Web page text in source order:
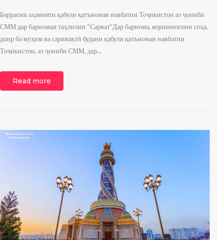
Баррасии аҳамияти қабули қатъномаи навбатии Тоҷикистон аз ҷониби
СММ дар барномаи таҳлилии “Сарват”Дар барнома, коршиносони соҳа,
доир ба муҳим ва саривақтӣ будани қабули қатъномаи навбатии
Тоҷикистон, аз ҷониби СММ, дар...
Read more